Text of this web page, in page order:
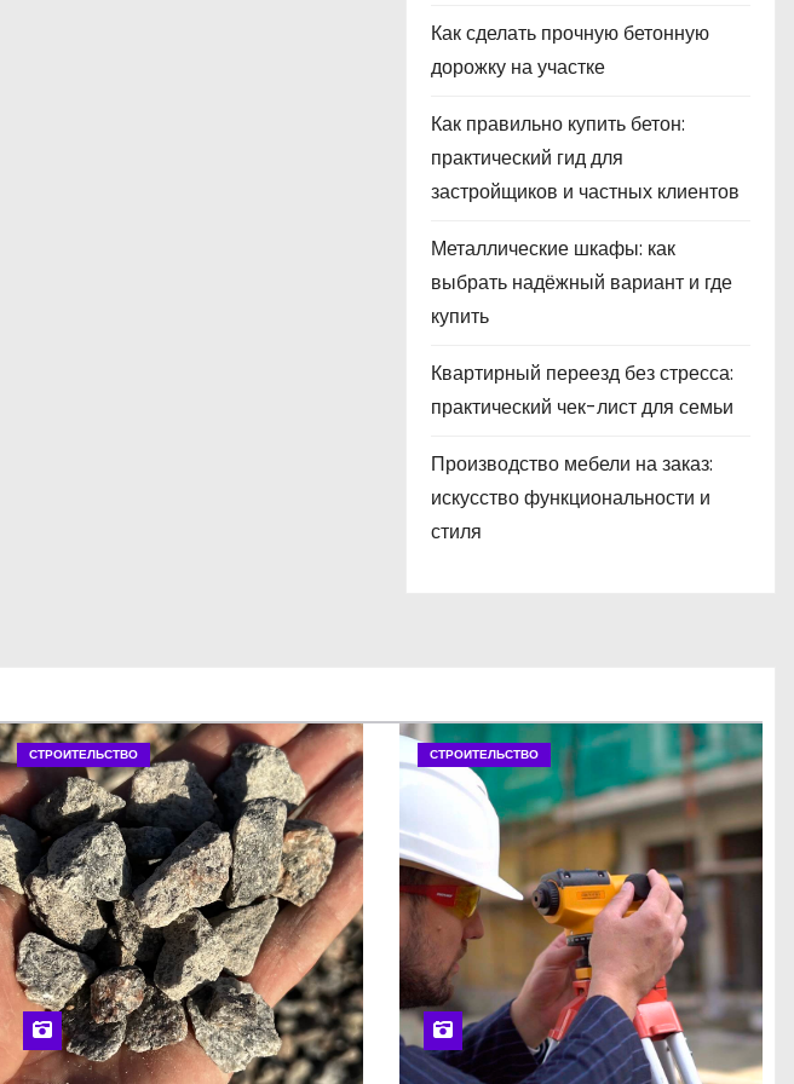
Как сделать прочную бетонную
дорожку на участке
Как правильно купить бетон:
практический гид для
застройщиков и частных клиентов
Металлические шкафы: как
выбрать надёжный вариант и где
купить
Квартирный переезд без стресса:
практический чек-лист для семьи
Производство мебели на заказ:
искусство функциональности и
стиля
СТРОИТЕЛЬСТВО СТРОИТЕЛЬСТВО